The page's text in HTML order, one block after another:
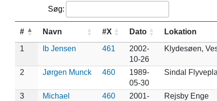
Søg:
# Navn #X Dato Lokation
1 Ib Jensen 461
2002-
10-26
Klydesøen,
2 Jørgen Munck 460
1989-
05-30
Sindal
3
Michael
460
2001-
Rejsby Enge